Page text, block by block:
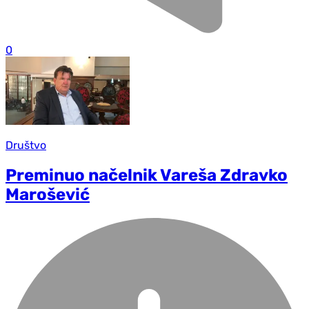
0
Društvo
Preminuo načelnik Vareša Zdravko
Marošević